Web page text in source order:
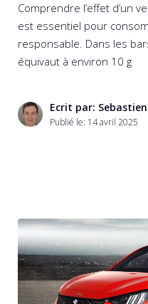
Comprendre l’effet d’un
est essentiel pour
responsable. Dans les
équivaut à environ 10 g
Ecrit par: Sebastien
Publié le: 14 avril 2025